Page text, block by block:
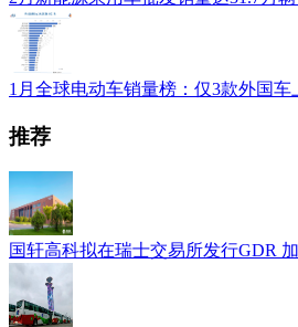
1月全球电动车销量榜：仅3款外国车
推荐
国轩高科拟在瑞士交易所发行GDR